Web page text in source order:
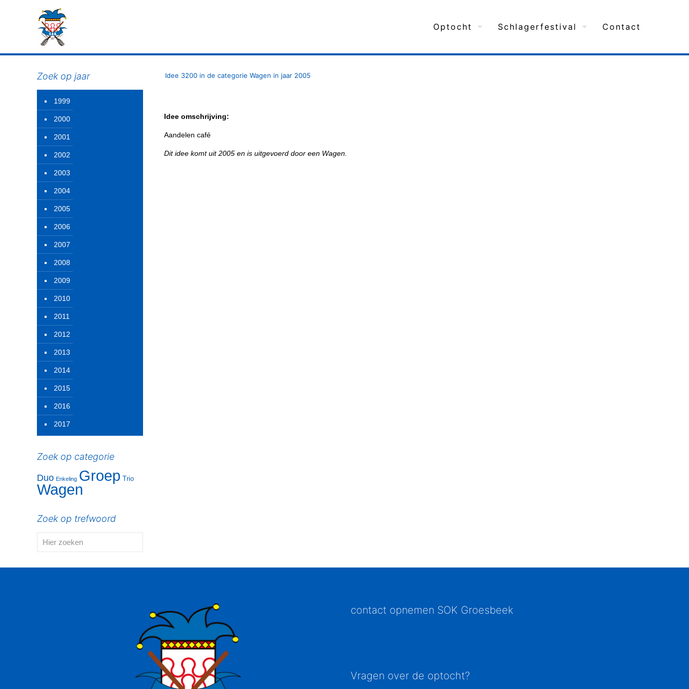
Optocht Schlagerfestival Contact
Idee 3200 in de categorie Wagen in jaar 2005
Idee omschrijving:
Aandelen café
Dit idee komt uit 2005 en is uitgevoerd door een Wagen.
Zoek op jaar
1999
2000
2001
2002
2003
2004
2005
2006
2007
2008
2009
2010
2011
2012
2013
2014
2015
2016
2017
Zoek op categorie
Duo Enkeling Groep Trio
Wagen
Zoek op trefwoord
contact opnemen SOK Groesbeek
Vragen over de optocht?